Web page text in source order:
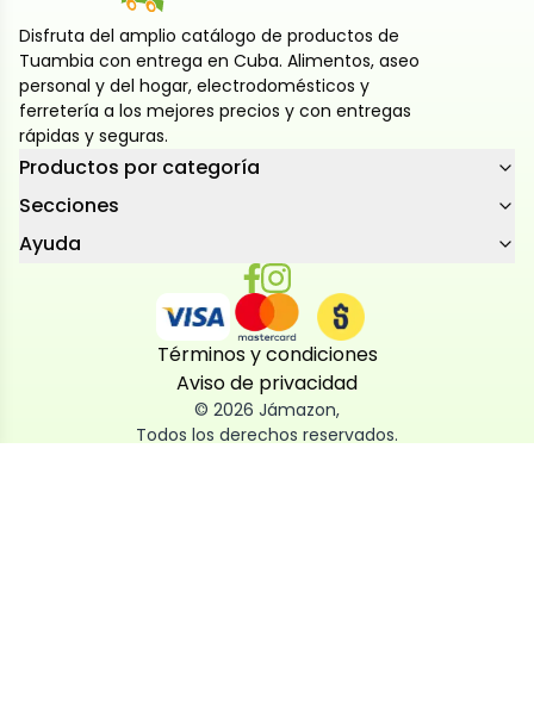
Disfruta del amplio catálogo de productos de
Tuambia con entrega en Cuba. Alimentos, aseo
personal y del hogar, electrodomésticos y
ferretería a los mejores precios y con entregas
rápidas y seguras.
Productos por categoría
Secciones
Ayuda
Términos y condiciones
Aviso de privacidad
© 2026 Jámazon,
Todos los derechos reservados.